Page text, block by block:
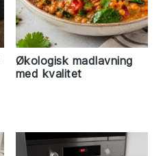
Økologisk madlavning
med kvalitet